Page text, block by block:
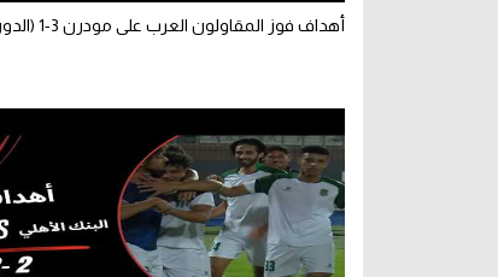
أهداف فوز المقاولون العرب على مودرن 3-1 (الدوري المصري)